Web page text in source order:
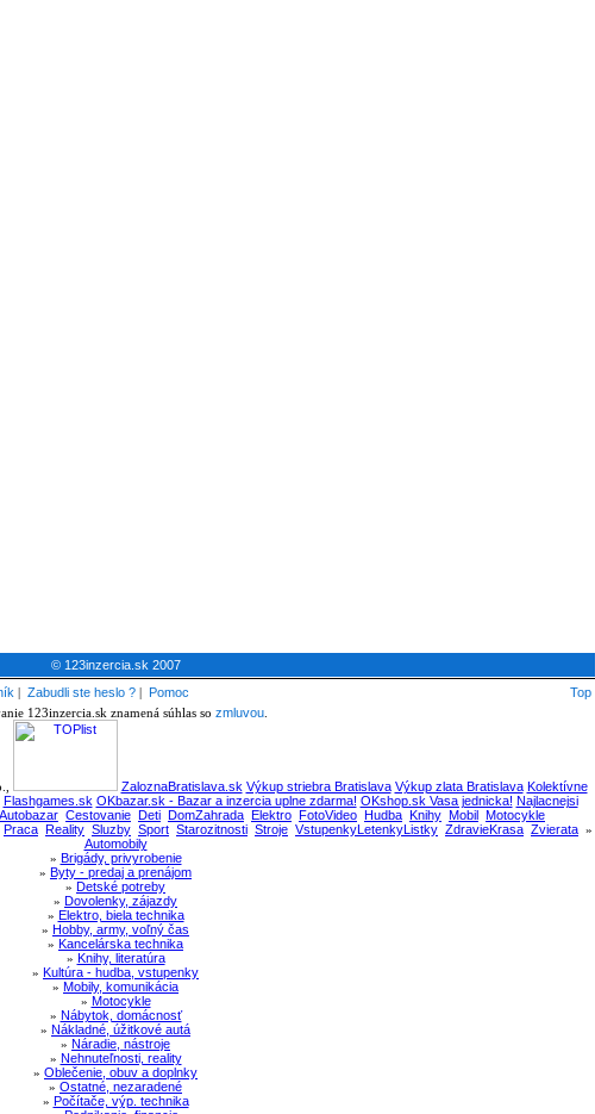
© 123inzercia.sk 2007
| Zabudli ste heslo ? | Pomoc
Top
123inzercia.sk znamená súhlas so zmluvou
ZaloznaBratislava.sk Výkup striebra Bratislava Výkup zlata Bratislava Kolektívne
Flashgames.sk OKbazar.sk - Bazar a inzercia uplne zdarma! OKshop.sk Vasa jednicka! Najlacnejsi
Autobazar Cestovanie Deti DomZahrada Elektro FotoVideo Hudba Knihy Mobil Motocykle
Praca Reality Sluzby Sport Starozitnosti Stroje VstupenkyLetenkyListky ZdravieKrasa Zvierata »
Automobily
» Brigády, privyrobenie
» Byty - predaj a prenájom
» Detské potreby
» Dovolenky, zájazdy
» Elektro, biela technika
» Hobby, army, voľný čas
» Kancelárska technika
» Knihy, literatúra
» Kultúra - hudba, vstupenky
» Mobily, komunikácia
» Motocykle
» Nábytok, domácnosť
» Nákladné, úžitkové autá
» Náradie, nástroje
» Nehnuteľnosti, reality
» Oblečenie, obuv a doplnky
» Ostatné, nezaradené
» Počítače, výp. technika